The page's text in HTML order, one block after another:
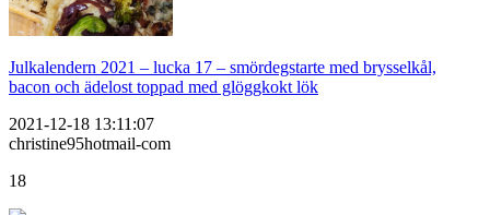
Julkalendern 2021 – lucka 17 – smördegstarte med brysselkål,
bacon och ädelost toppad med glöggkokt lök
2021-12-18 13:11:07
christine95hotmail-com
18